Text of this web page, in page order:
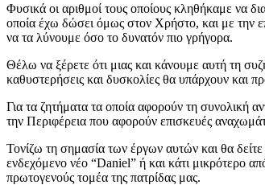
Φυσικά οι αριθμοί τους οποίους κληθήκαμε να
οποία έχω δώσει όμως στον Χρήστο, και με την
να τα λύνουμε όσο το δυνατόν πιο γρήγορα.
Θέλω να ξέρετε ότι μιας και κάνουμε αυτή τη
καθυστερήσεις και δυσκολίες θα υπάρχουν και
Για τα ζητήματα τα οποία αφορούν τη συνολική
την Περιφέρεια που αφορούν επισκευές
Τονίζω τη σημασία των έργων αυτών και θα
ενδεχόμενο νέο “Daniel” ή και κάτι μικρότερο
πρωτογενούς τομέα της πατρίδας μας.